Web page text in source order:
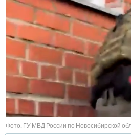
Фото: ГУ МВД России по Новосибирской